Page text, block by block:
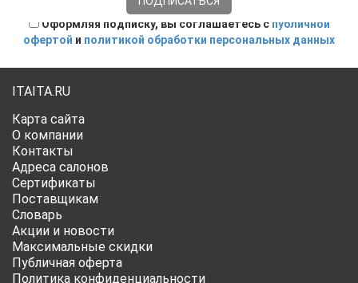
Оформляя подписку, вы соглашаетесь с публичной
офертой и политикой обработки персональных данных
ITAITA.RU
Карта сайта
О компании
Контакты
Адреса салонов
Сертификаты
Поставщикам
Словарь
Акции и новости
Максимальные скидки
Публичная оферта
Политика конфиденциальности